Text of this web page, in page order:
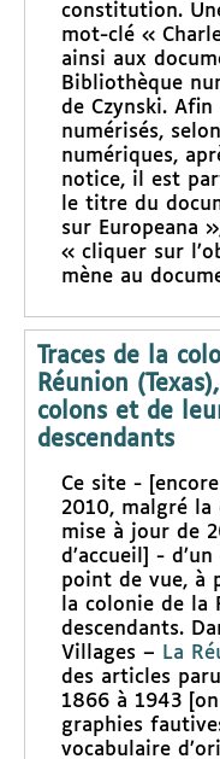
constitution.
mot-clé «
ainsi aux
Bibliothèque
de Czynski. Afin
numérisés,
numériques,
notice, il est
le titre du
sur Europeana
« cliquer sur
mène au
Traces de la
Réunion
colons et de
descendants
Ce site -
2010, malgré la
mise à jour de
d’accueil] -
point de vue, à
la colonie de la
descendants.
Villages – La
des articles
1866 à 1943
graphies
vocabulaire